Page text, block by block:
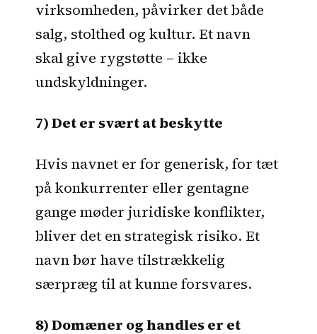
virksomheden, påvirker det både
salg, stolthed og kultur. Et navn
skal give rygstøtte – ikke
undskyldninger.
7) Det er svært at beskytte
Hvis navnet er for generisk, for tæt
på konkurrenter eller gentagne
gange møder juridiske konflikter,
bliver det en strategisk risiko. Et
navn bør have tilstrækkelig
særpræg til at kunne forsvares.
8) Domæner og handles er et